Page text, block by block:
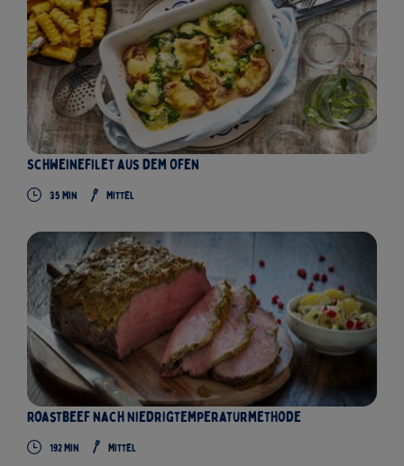
Schweinefilet aus dem Ofen
35Min Mittel
Roastbeef nach Niedrigtemperaturmethode
192Min Mittel